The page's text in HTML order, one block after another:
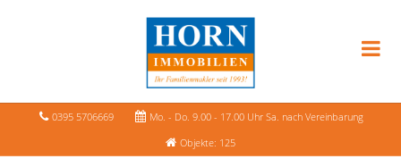
0395 5706669
Mo. - Do. 9.00 - 17.00 Uhr Sa. nach Vereinbarung
Objekte: 125